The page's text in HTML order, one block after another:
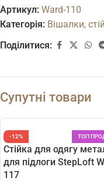
Артикул: Ward-110
Категорія: Вішалки,
Поділитися:
Супутні товари
-12% ТОП
Стійка для одягу
для підлоги StepLoft
117